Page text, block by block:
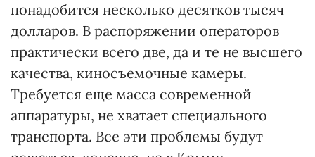
понадобится несколько десятков тысяч
долларов. В распоряжении операторов
практически всего две, да и те не высшего
качества, киносъемочные камеры.
Требуется еще масса современной
аппаратуры, не хватает специального
транспорта. Все эти проблемы будут